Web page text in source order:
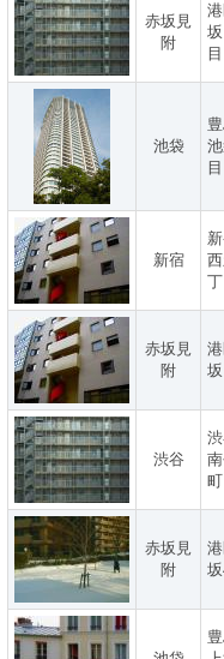
赤坂見
附
目
池袋
目
新宿
赤坂見
附
渋谷
赤坂見
附